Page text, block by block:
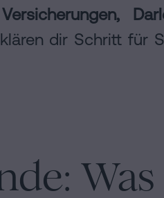
Versicherungen,
dir Schritt für